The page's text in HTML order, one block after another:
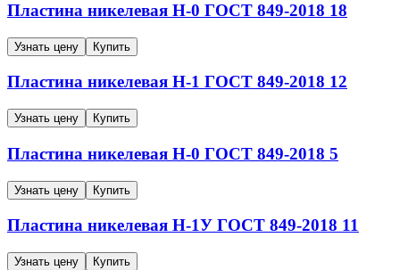
Пластина никелевая Н-0 ГОСТ 849-2018 18
Узнать цену Купить
Пластина никелевая Н-1 ГОСТ 849-2018 12
Узнать цену Купить
Пластина никелевая Н-0 ГОСТ 849-2018 5
Узнать цену Купить
Пластина никелевая Н-1У ГОСТ 849-2018 11
Узнать цену Купить